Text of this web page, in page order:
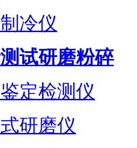
冷仪
试研磨粉碎
定检测仪
研磨仪